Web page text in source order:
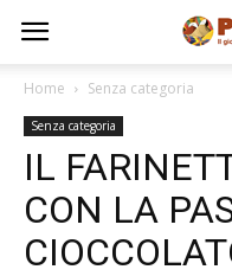
Home Senza categoria
Senza categoria
IL
CON LA